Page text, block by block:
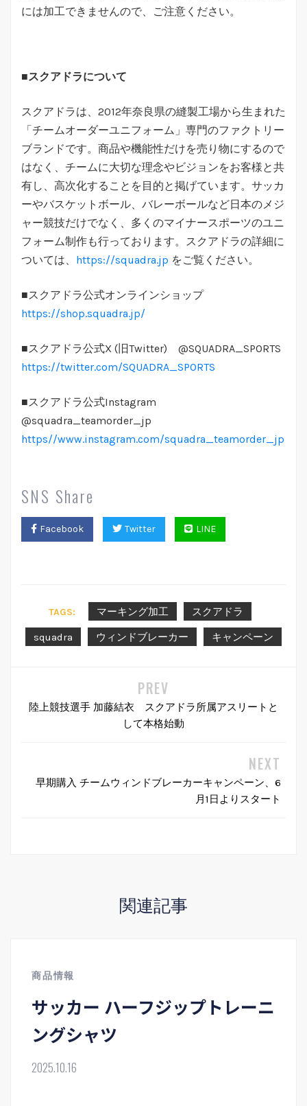
には加工できませんので、ご注意ください。
■スクアドラについて
スクアドラは、2012年奈良県の縫製工場から生まれた
「チームオーダーユニフォーム」専門のファクトリー
ブランドです。商品や機能性だけを売り物にするので
はなく、チームに大切な理念やビジョンをお客様と共
有し、高次化することを目的と掲げています。サッカ
ーやバスケットボール、バレーボールなど日本のメジ
ャー競技だけでなく、多くのマイナースポーツのユニ
フォーム制作も行っております。スクアドラの詳細に
ついては、 https://squadra.jp をご覧ください。
■スクアドラ公式オンラインショップ
https://shop.squadra.jp/
■スクアドラ公式X (旧Twitter) @SQUADRA_SPORTS
https://twitter.com/SQUADRA_SPORTS
■スクアドラ公式Instagram
@squadra_teamorder_jp
https//www.instagram.com/squadra_teamorder_jp
SNS Share
Facebook Twitter LINE
TAGS: マーキング加工 スクアドラ
squadra ウィンドブレーカー キャンペーン
陸上競技選手 加藤結衣 スクアドラ所属アスリートと
して本格始動
早期購入 チームウィンドブレーカーキャンペーン、6
月1日よりスタート
関連記事
商品情報
サッカー ハーフジップトレーニ
ングシャツ
2025.10.16